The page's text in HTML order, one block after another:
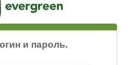
и пароль.